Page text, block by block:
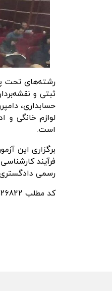
رشته‌های تحت
ثبتی و
حسابداری،
لوازم خانگی و
است.
برگزاری این
فرآیند
رسمی
کد مطلب